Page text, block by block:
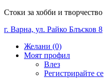
Стоки за хобби и творчество
г. Варна, ул. Райко Блъсков 8
Желани (0)
Моят профил
Влез
Регистрирайте се